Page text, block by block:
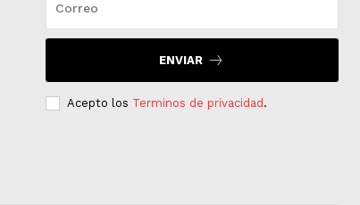
ENVIAR
Acepto los Terminos de privacidad.